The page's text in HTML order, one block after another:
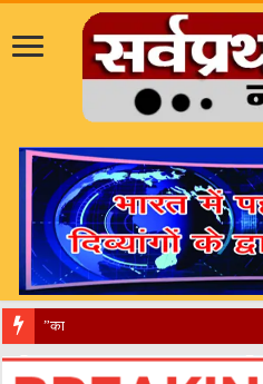
​”कानून तो बदल गया 2016 मे